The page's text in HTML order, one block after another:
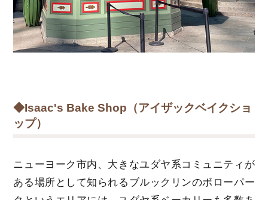
◆Isaac's Bake Shop（アイザックベイクショ
ップ）
ニューヨーク市内、大きなユダヤ系コミュニティが
ある場所として知られるブルックリンのボローパー